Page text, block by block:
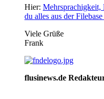
Hier: Mehrsprachigkeit,
du alles aus der
Viele Grüße
Frank
flusinews.de